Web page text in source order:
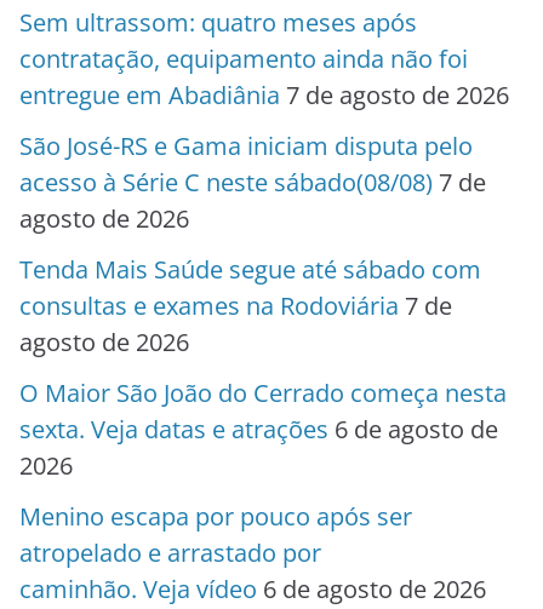
Sem ultrassom: quatro meses após
contratação, equipamento ainda não foi
entregue em Abadiânia 7 de agosto de 2026
São José-RS e Gama iniciam disputa pelo
acesso à Série C neste sábado(08/08) 7 de
agosto de 2026
Tenda Mais Saúde segue até sábado com
consultas e exames na Rodoviária 7 de
agosto de 2026
O Maior São João do Cerrado começa nesta
sexta. Veja datas e atrações 6 de agosto de
2026
Menino escapa por pouco após ser
atropelado e arrastado por
caminhão. Veja vídeo 6 de agosto de 2026